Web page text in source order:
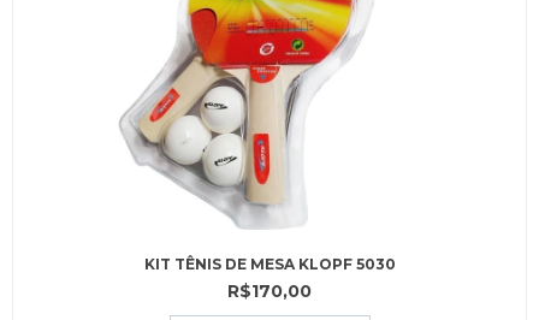
KIT TÊNIS DE MESA KLOPF 5030
R$170,00